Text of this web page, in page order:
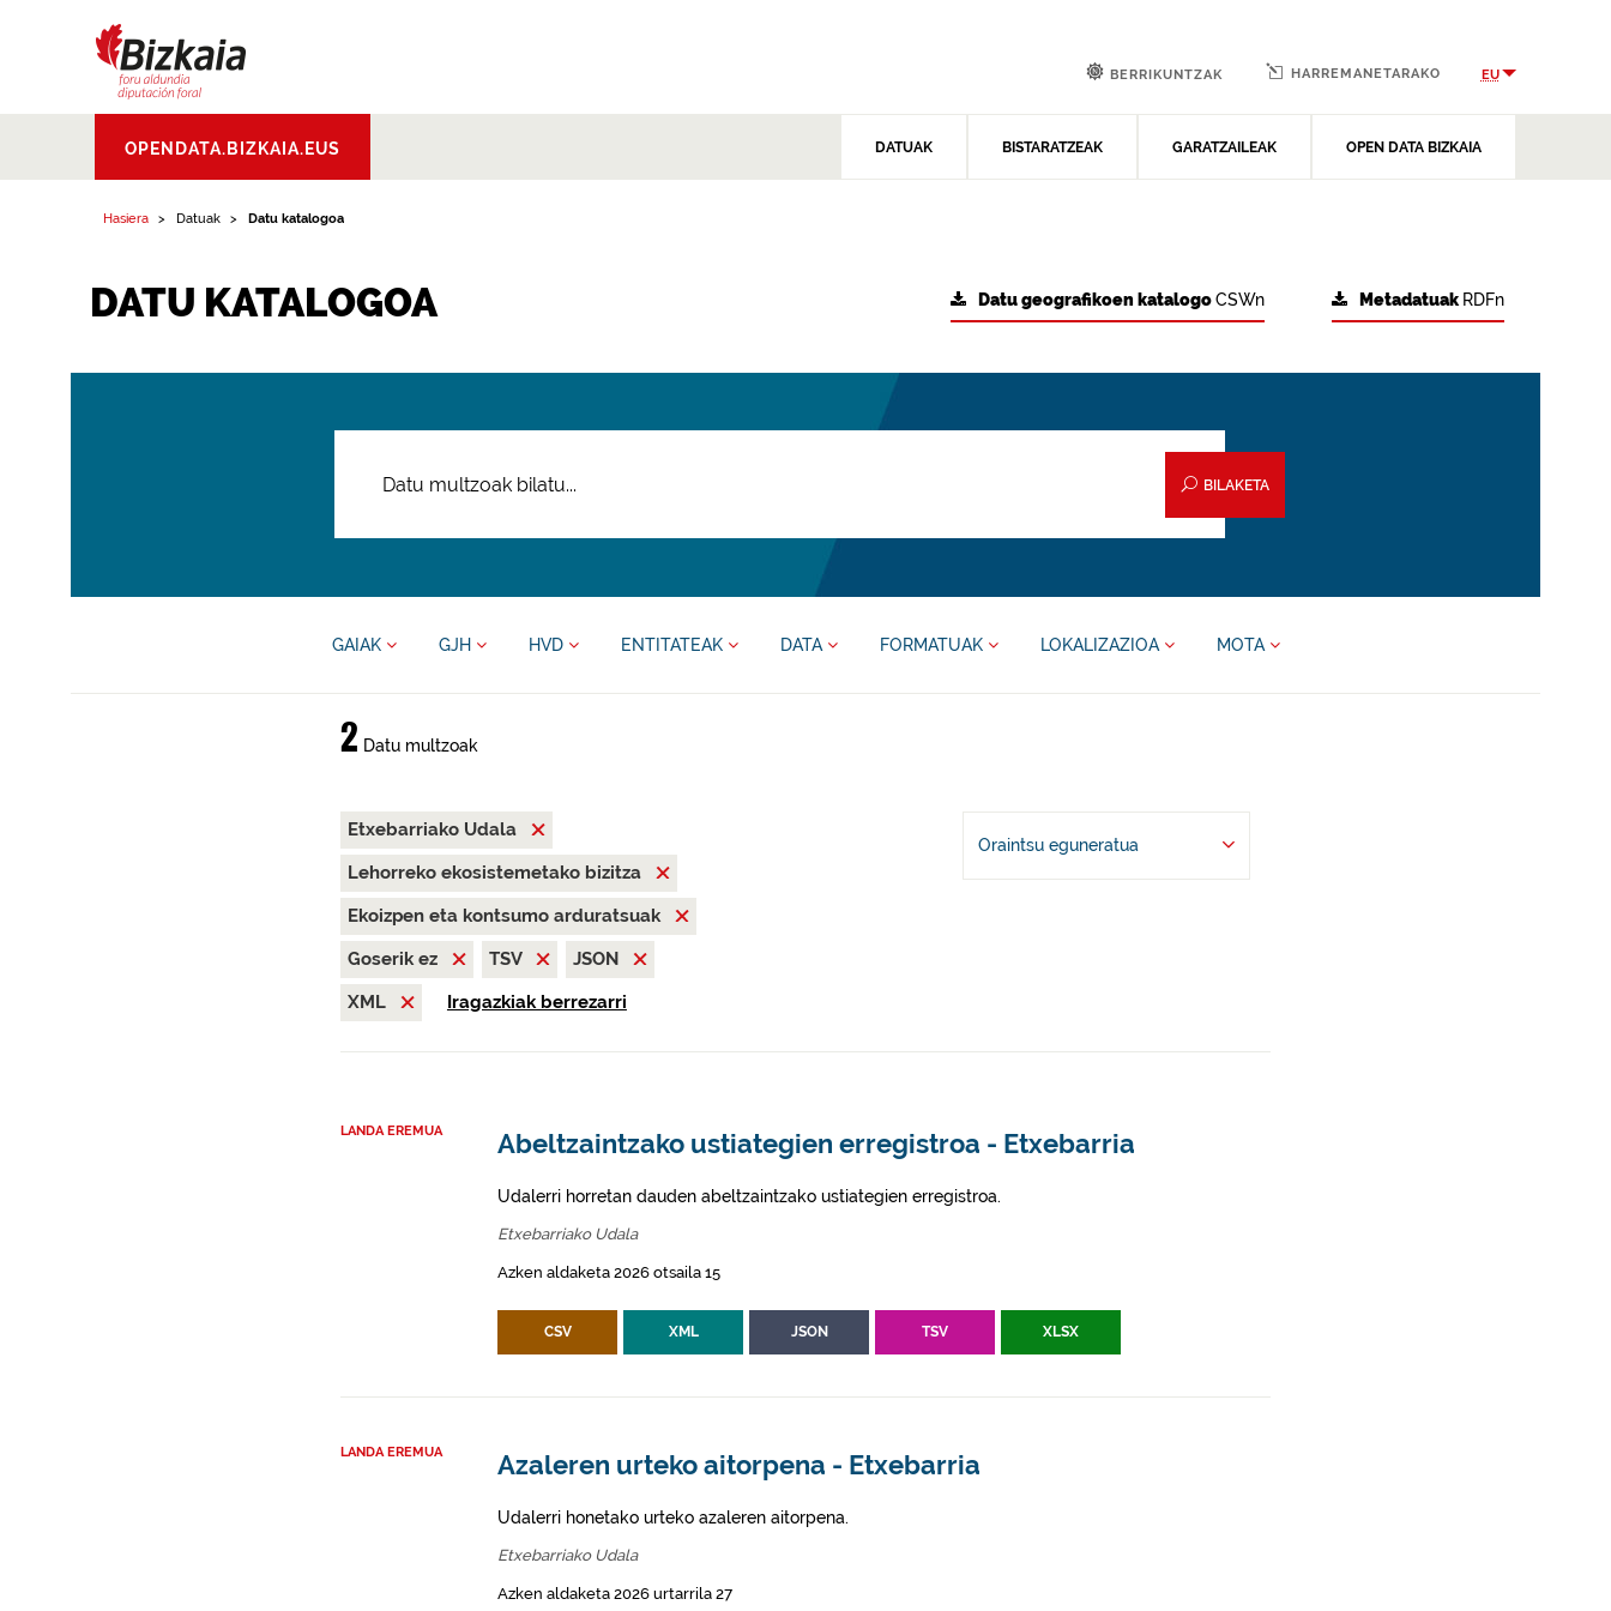
Aldundia.Diputacion
Foral de Bizkaia
OPENDATA.BIZKAIA.EUS DATUAK BISTARATZEAK GARATZAILEAK OPEN DATA BIZKAIA
BERRIKUNTZAK HARREMANETARAKO EU
Hasiera Datuak Datu katalogoa
DATU KATALOGOA Metadatuak RDFn
Datu geografikoen katalogoCSWn
BILAKETA
GAIAK GJH HVD ENTITATEAK DATA FORMATUAK LOKALIZAZIOA MOTA
2 Datu multzoak
Etxebarriako Udala
Lehorreko ekosistemetako bizitza
Ekoizpen eta kontsumo arduratsuak
Goserik ez
TSV
JSON
XML
Iragazkiak berrezarri
Oraintsu eguneratua
LANDA EREMUA Abeltzaintzako ustiategien erregistroa - Etxebarria
Udalerri horretan dauden abeltzaintzako ustiategien erregistroa.
Etxebarriako Udala
Azken aldaketa 2026 otsaila 15
CSV XML JSON TSV XLSX
LANDA EREMUA Azaleren urteko aitorpena - Etxebarria
Udalerri honetako urteko azaleren aitorpena.
Etxebarriako Udala
Azken aldaketa 2026 urtarrila 27